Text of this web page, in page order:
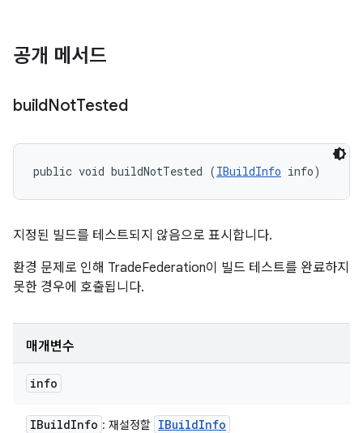
공개 메서드
buildNotTested
public void buildNotTested (IBuildInfo info)
지정된 빌드를 테스트되지 않음으로 표시합니다.
환경 문제로 인해 TradeFederation이 빌드 테스트를 완료하지
못한 경우에 호출됩니다.
매개변수
info
IBuildInfo : 재설정할 IBuildInfo